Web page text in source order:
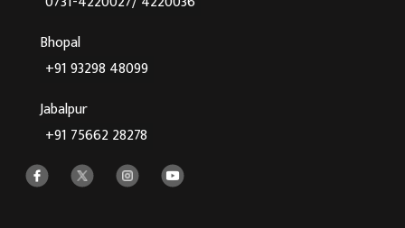
Bhopal
+91 93298 48099
Jabalpur
+91 75662 28278